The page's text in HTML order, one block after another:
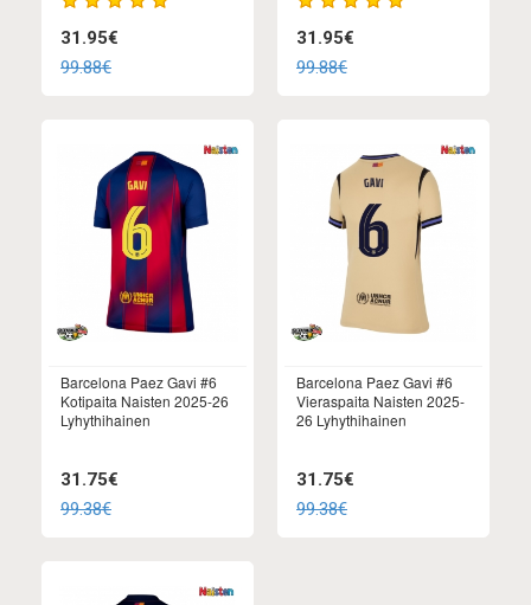
31.95€
99.88€
31.95€
99.88€
Barcelona Paez Gavi #6
Kotipaita Naisten 2025-26
Lyhythihainen
31.75€
99.38€
Barcelona Paez Gavi #6
Vieraspaita Naisten 2025-
26 Lyhythihainen
31.75€
99.38€